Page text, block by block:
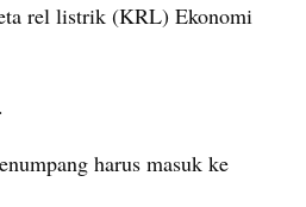
rel listrik (KRL) Ekonomi
harus masuk ke